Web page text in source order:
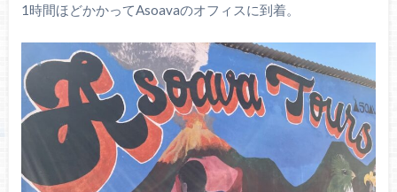
1時間ほどかかってAsoavaのオフィスに到着。